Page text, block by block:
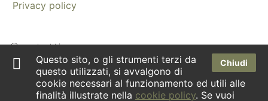
Chiudi
Questo sito, o gli strumenti terzi da
questo utilizzati, si avvalgono di
cookie necessari al funzionamento ed utili alle
finalità illustrate nella cookie policy. Se vuoi
Privacy policy
Contatti
Dove siamo